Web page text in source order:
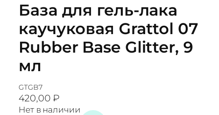
База для гель-лака
каучуковая Grattol 07
Rubber Base Glitter, 9
мл
GTGB7
420,00₽
Нет в наличии